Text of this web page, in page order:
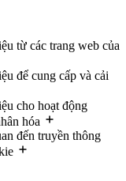
từ các trang web của
để cung cấp và cải
cho hoạt động
hóa
đến truyền thông